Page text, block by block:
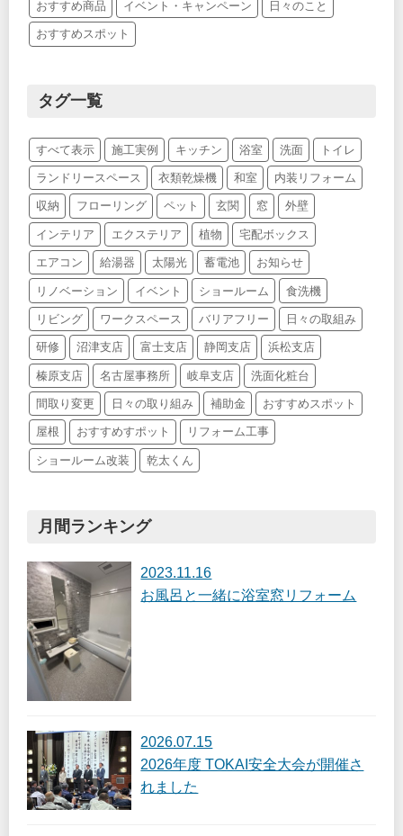
おすすめ商品 イベント・キャンペーン 日々のこと
おすすめスポット
タグ一覧
すべて表示 施工実例 キッチン 浴室 洗面 トイレ
ランドリースペース 衣類乾燥機 和室 内装リフォーム
収納 フローリング ペット 玄関 窓 外壁
インテリア エクステリア 植物 宅配ボックス
エアコン 給湯器 太陽光 蓄電池 お知らせ
リノベーション イベント ショールーム 食洗機
リビング ワークスペース バリアフリー 日々の取組み
研修 沼津支店 富士支店 静岡支店 浜松支店
榛原支店 名古屋事務所 岐阜支店 洗面化粧台
間取り変更 日々の取り組み 補助金 おすすめスポット
屋根 おすすめすポット リフォーム工事
ショールーム改装 乾太くん
月間ランキング
2023.11.16
お風呂と一緒に浴室窓リフォーム
2026.07.15
2026年度 TOKAI安全大会が開催さ
れました